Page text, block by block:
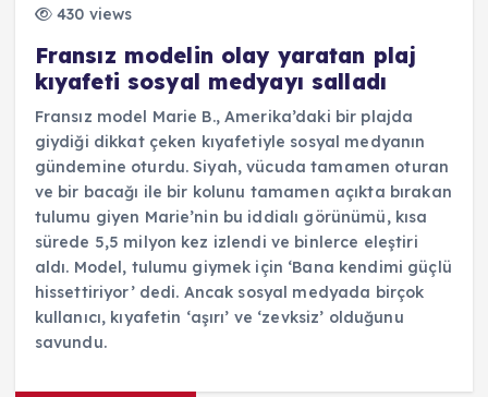
430 views
Fransız modelin olay yaratan plaj
kıyafeti sosyal medyayı salladı
Fransız model Marie B., Amerika’daki bir plajda
giydiği dikkat çeken kıyafetiyle sosyal medyanın
gündemine oturdu. Siyah, vücuda tamamen oturan
ve bir bacağı ile bir kolunu tamamen açıkta bırakan
tulumu giyen Marie’nin bu iddialı görünümü, kısa
sürede 5,5 milyon kez izlendi ve binlerce eleştiri
aldı. Model, tulumu giymek için ‘Bana kendimi güçlü
hissettiriyor’ dedi. Ancak sosyal medyada birçok
kullanıcı, kıyafetin ‘aşırı’ ve ‘zevksiz’ olduğunu
savundu.